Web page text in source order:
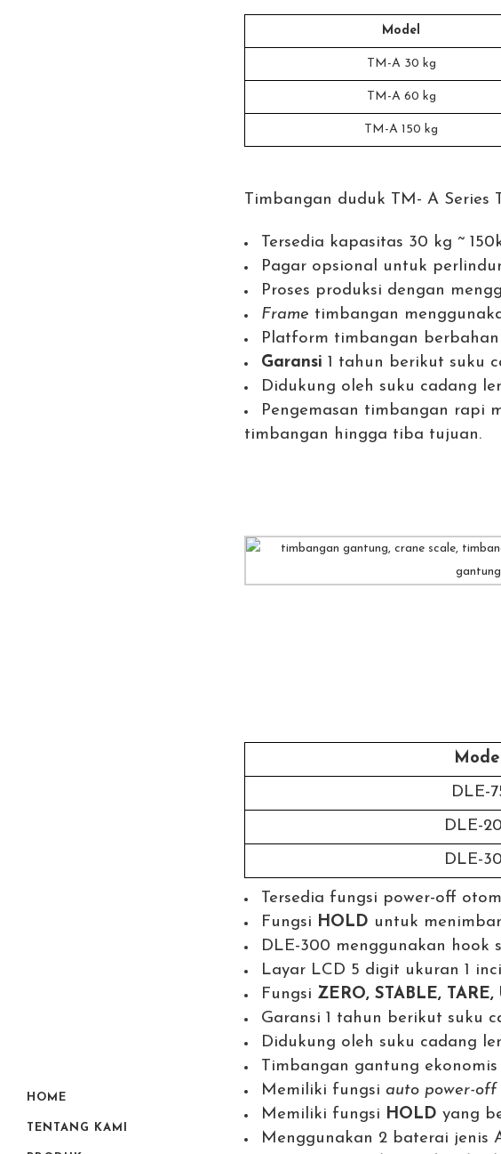
HOME
TENTANG KAMI
Model
TM-A 30 kg
TM-A 60 kg
TM-A 150 kg
Timbangan duduk TM- A Series
Tersedia kapasitas 30 kg ~
Pagar opsional untuk
Proses produksi dengan
Frame timbangan
Platform timbangan berbahan
Garansi 1 tahun berikut suku
Didukung oleh suku cadang
Pengemasan timbangan rapi
timbangan hingga tiba tujuan.
DLE-
DLE-
DLE-
Tersedia fungsi power-off
Fungsi HOLD untuk
DLE-300 menggunakan hook
Layar LCD 5 digit ukuran 1
Fungsi ZERO, STABLE,
Garansi 1 tahun berikut suku
Didukung oleh suku cadang
Timbangan gantung
Memiliki fungsi auto power-off
Memiliki fungsi HOLD yang
Menggunakan 2 baterai jenis